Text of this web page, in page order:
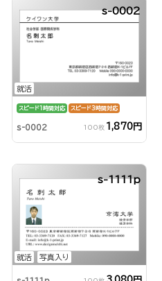
就活
s-0002
スピード1時間対応 スピード3時間対応
s-0002 100枚 1,870円
就活 写真入り
s-1111p